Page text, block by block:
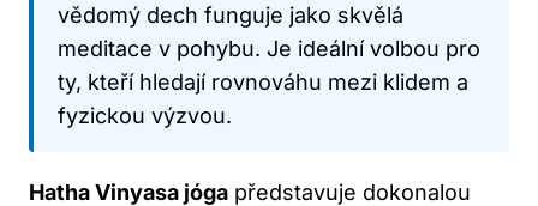
vědomý dech funguje jako skvělá
meditace v pohybu. Je ideální volbou pro
ty, kteří hledají rovnováhu mezi klidem a
fyzickou výzvou.
Hatha Vinyasa jóga představuje dokonalou